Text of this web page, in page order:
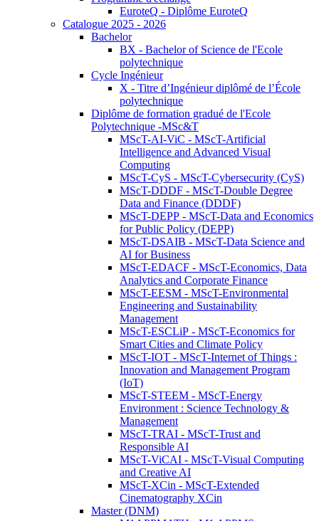
EuroteQ - Diplôme EuroteQ
Catalogue 2025 - 2026
Bachelor
BX - Bachelor of Science de l'Ecole
polytechnique
Cycle Ingénieur
X - Titre d’Ingénieur diplômé de l’École
polytechnique
Diplôme de formation gradué de l'Ecole
Polytechnique -MSc&T
MScT-AI-ViC - MScT-Artificial
Intelligence and Advanced Visual
Computing
MScT-CyS - MScT-Cybersecurity (CyS)
MScT-DDDF - MScT-Double Degree
Data and Finance (DDDF)
MScT-DEPP - MScT-Data and Economics
for Public Policy (DEPP)
MScT-DSAIB - MScT-Data Science and
AI for Business
MScT-EDACF - MScT-Economics, Data
Analytics and Corporate Finance
MScT-EESM - MScT-Environmental
Engineering and Sustainability
Management
MScT-ESCLiP - MScT-Economics for
Smart Cities and Climate Policy
MScT-IOT - MScT-Internet of Things :
Innovation and Management Program
(IoT)
MScT-STEEM - MScT-Energy
Environment : Science Technology &
Management
MScT-TRAI - MScT-Trust and
Responsible AI
MScT-ViCAI - MScT-Visual Computing
and Creative AI
MScT-XCin - MScT-Extended
Cinematography XCin
Master (DNM)